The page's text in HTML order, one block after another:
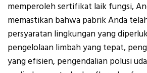
memperoleh sertifikat laik fungsi,
memastikan bahwa pabrik Anda
persyaratan lingkungan yang
pengelolaan limbah yang tepat,
yang efisien, pengendalian polusi